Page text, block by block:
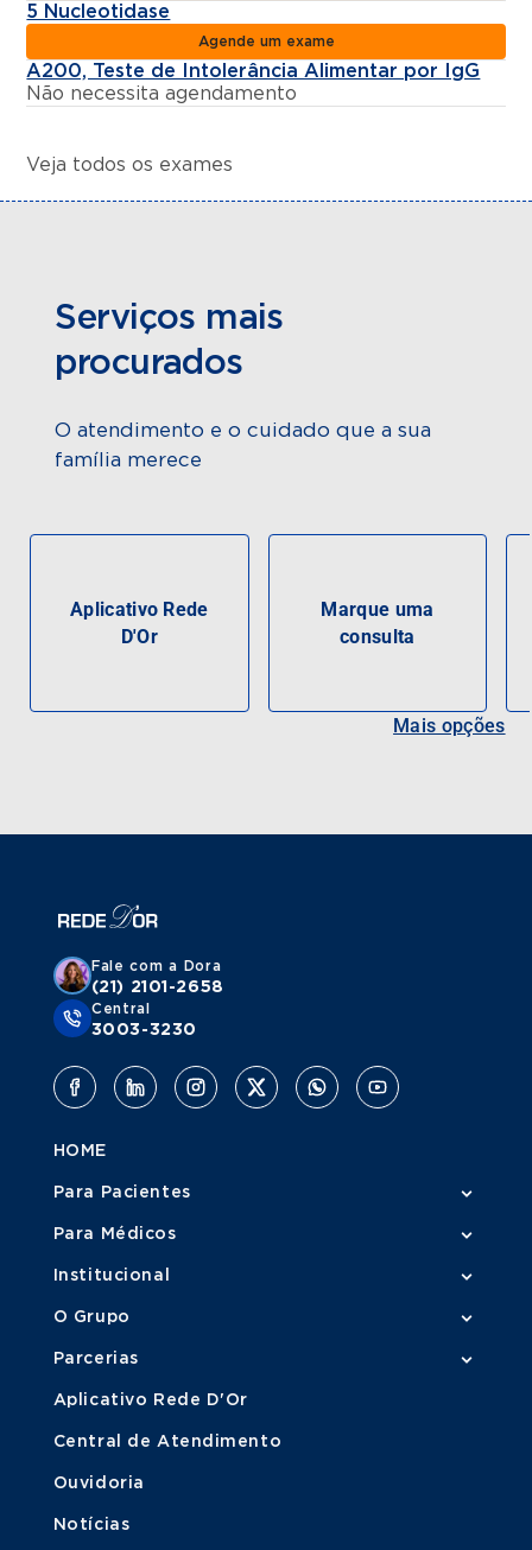
5 Nucleotidase
Agende um exame
A200, Teste de Intolerância Alimentar por IgG
Não necessita agendamento
Veja todos os exames
Serviços mais
procurados
O atendimento e o cuidado que a sua
família merece
Aplicativo Rede
D'Or
Marque uma
consulta
Mais opções
Fale com a Dora
(21) 2101-2658
Central
3003-3230
HOME
Para Pacientes
Para Médicos
Institucional
O Grupo
Parcerias
Aplicativo Rede D'Or
Central de Atendimento
Ouvidoria
Notícias